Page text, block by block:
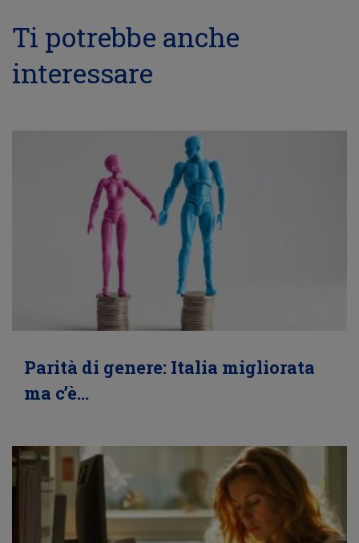
Ti potrebbe anche
interessare
Parità di genere: Italia migliorata
ma c’è…